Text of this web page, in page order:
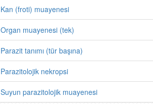
Kan (froti) muayenesi
Organ muayenesi (tek)
Parazit tanımı (tür başına)
Parazitolojik nekropsi
Suyun parazitolojik muayenesi